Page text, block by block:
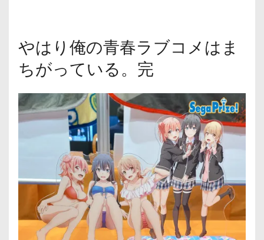
やはり俺の⻘春ラブコメはま
ちがっている。完